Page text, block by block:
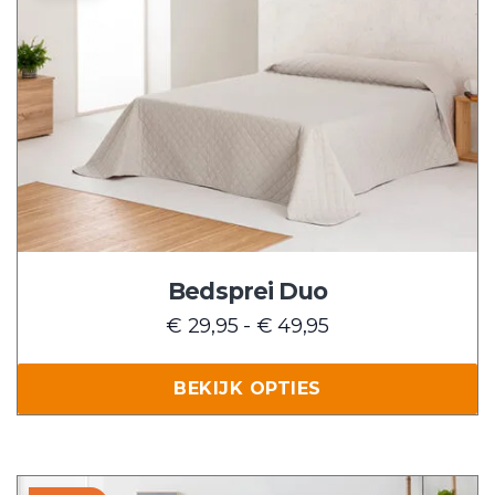
Bedsprei Duo
€ 29,95 - € 49,95Prijsklasse:
€ 49,95
BEKIJK OPTIES
meerdere
variaties.
Deze
optie
gekozen
worden
op
Dit